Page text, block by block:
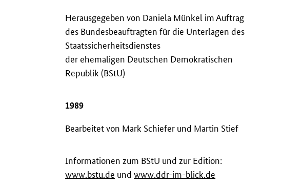
Herausgegeben von Daniela Münkel im Auftrag
des Bundesbeauftragten für die Unterlagen des
Staatssicherheitsdienstes
der ehemaligen Deutschen Demokratischen
Republik (BStU)
1989
Bearbeitet von Mark Schiefer und Martin Stief
Informationen zum BStU und zur Edition:
www.bstu.de undwww.ddr-im-blick.de